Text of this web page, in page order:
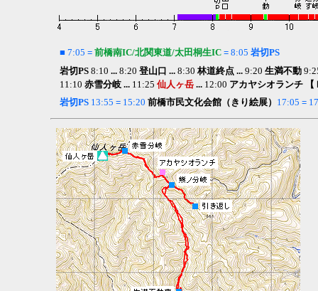
■ 7:05 = 前橋南IC/北関東道/太田桐生IC =8:05 岩切PS
岩切PS8:10 ... 8:20 登山口 ... 8:30 林道終点 ... 9:20 生満不動
11:10 赤雪分岐... 11:25 仙人ヶ岳... 12:00 アカヤシオランチ【
岩切PS13:55 =15:20 前橋市民文化会館（きり絵展） 17:05 =